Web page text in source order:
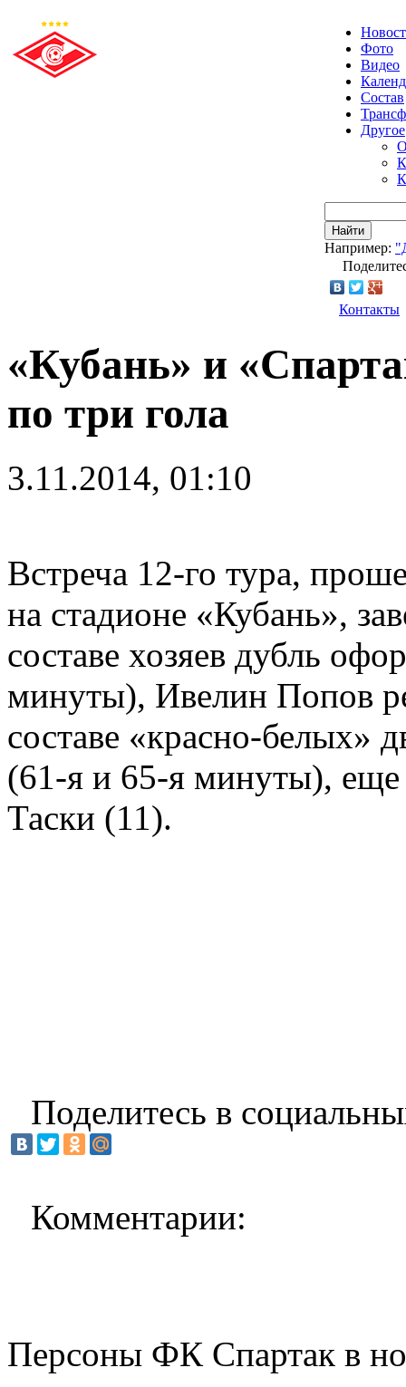
Фото
Видео
Состав
Другое
Найти
Например:
Контакты
«Кубань» и
по три гола
3.11.2014, 01:10
Встреча 12-го тура,
на стадионе «Кубань»,
составе хозяев дубль
минуты), Ивелин Попов
составе «красно-белых»
(61-я и 65-я минуты), еще
Таски (11).
Поделитесь в
Комментарии:
Персоны ФК Спартак в